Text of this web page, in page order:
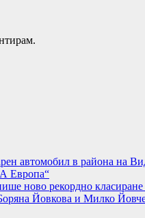
автомобил в района на
Европа“
ново рекордно класиране
Йовкова и Милко